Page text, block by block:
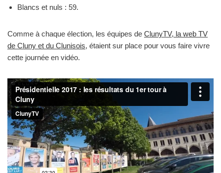
Blancs et nuls : 59.
Comme à chaque élection, les équipes de ClunyTV, la web TV
de Cluny et du Clunisois, étaient sur place pour vous faire vivre
cette journée en vidéo.